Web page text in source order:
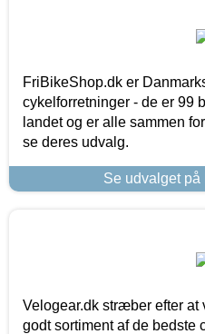
FriBikeShop.dk er
cykelforretninger - de er 99
landet og er alle sammen
se deres udvalg.
Se udvalget
Velogear.dk stræber efter
godt sortiment af de bedste